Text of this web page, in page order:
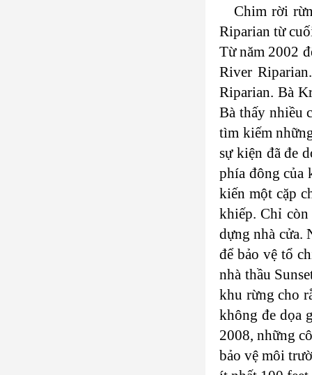
Chim rời
Riparian từ
Từ năm 2002
River
Riparian. Bà
Bà thấy nhiều
tìm kiếm
sự kiện đã đe
phía đông của
kiến một cặp
khiếp. Chỉ
dựng nhà cửa.
để bảo vệ tổ
nhà thầu
khu rừng cho
không đe dọa
2008, những
bảo vệ môi